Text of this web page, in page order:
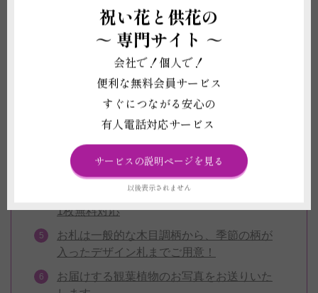
ビジネスフラワー®の観葉植物ができる8のポイン
6～12号までの多彩なサイズと、20品種以
上の豊富なラインナップ
全品に無料で「水やりチェッカー」「専用
肥料」がついてくる！
インテリアにおすすめのお洒落な鉢もご用
意！
立札（名札）もしくはメッセージカードを
1枚無料対応
お札は一般的な木目調柄から、季節の柄が
入ったデザイン札までご用意！
お届けする観葉植物のお写真をお送りいた
祝い花と供花の
～ 専門サイト ～
会社で！個人で！
便利な無料会員サービス
すぐにつながる安心の
有人電話対応サービス
サービスの説明ページを見る
以後表示されません